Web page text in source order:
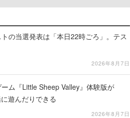
の当選発表は「本日22時ごろ」。テス
2026年8月7日
ム『Little Sheep Valley』体験版が
遊んだりできる
2026年8月7日